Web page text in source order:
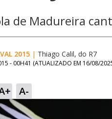
de Madureira
2015 | Thiago Calil, do R7
- 00H41 (ATUALIZADO EM 16/08/
A-